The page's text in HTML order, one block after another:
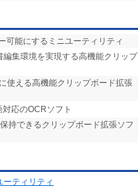
可能にするミニユーティリティ
集環境を実現する高機能クリップ
使える高機能クリップボード拡張
応のOCRソフト
持できるクリップボード拡張ソフ
ーティリティ